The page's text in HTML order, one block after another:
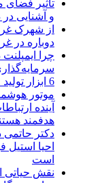
تأثیر فضای
و آشنایی در
از شهرک
دوباره در
چرا
6 ابزار تولید محتوا در سنجور که هر نویسنده به آن‌ها نیاز دارد
موتور
آینده
هدفمند
دکتر
احیا
است
نقش حیاتی